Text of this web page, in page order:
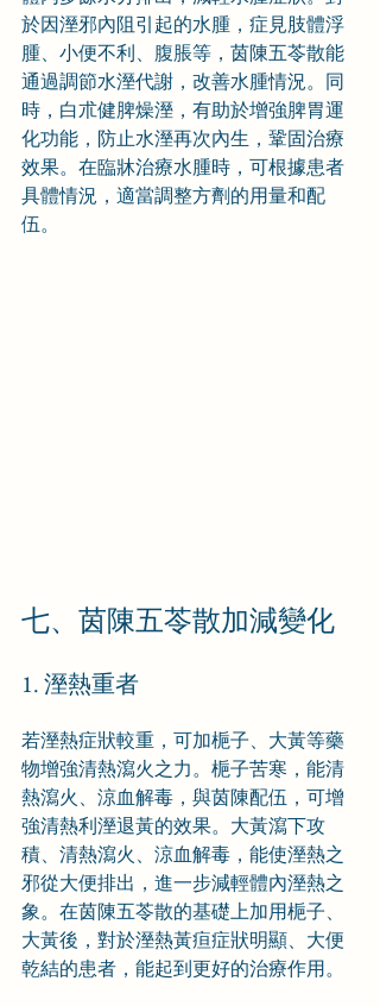
於因溼邪內阻引起的水腫，症見肢體浮
腫、小便不利、腹脹等，茵陳五苓散能
通過調節水溼代謝，改善水腫情況。同
時，白朮健脾燥溼，有助於增強脾胃運
化功能，防止水溼再次內生，鞏固治療
效果。在臨牀治療水腫時，可根據患者
具體情況，適當調整方劑的用量和配
伍。
七、茵陳五苓散加減變化
1. 溼熱重者
若溼熱症狀較重，可加梔子、大黃等藥
物增強清熱瀉火之力。梔子苦寒，能清
熱瀉火、涼血解毒，與茵陳配伍，可增
強清熱利溼退黃的效果。大黃瀉下攻
積、清熱瀉火、涼血解毒，能使溼熱之
邪從大便排出，進一步減輕體內溼熱之
象。在茵陳五苓散的基礎上加用梔子、
大黃後，對於溼熱黃疸症狀明顯、大便
乾結的患者，能起到更好的治療作用。